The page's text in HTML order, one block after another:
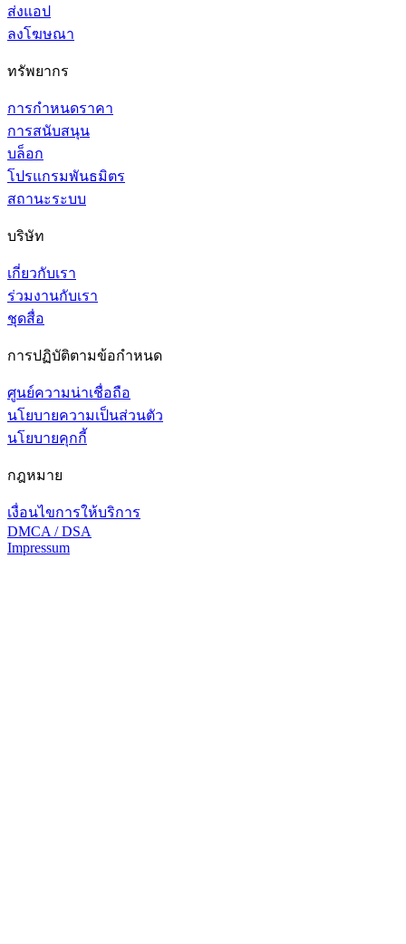
ส่งแอป
ลงโฆษณา
ทรัพยากร
การกำหนดราคา
การสนับสนุน
บล็อก
โปรแกรมพันธมิตร
สถานะระบบ
บริษัท
เกี่ยวกับเรา
ร่วมงานกับเรา
ชุดสื่อ
การปฏิบัติตามข้อกำหนด
ศูนย์ความน่าเชื่อถือ
นโยบายความเป็นส่วนตัว
นโยบายคุกกี้
กฎหมาย
เงื่อนไขการให้บริการ
DMCA / DSA
Impressum